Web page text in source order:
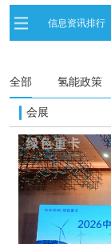
荷兰氢能产业联盟到
信息资讯排行
全部 氢能政策
会展